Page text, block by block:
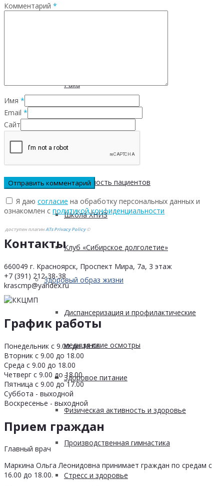
Рака
ХОБЛ
Гепатита С
Безопасность пациентов
Школа ХНИЗ
Клуб «Сибирское долголетие»
Здоровый образ жизни
Диспансеризация и профилактические
медицинские осмотры
Здоровое питание
Физическая активность и здоровье
Производственная гимнастика
Стресс и здоровье
Комментарий *
Имя *
Email *
Сайт
Я даю согласие на обработку персональных данных и
ознакомлен с политикой конфиденциальности
доступен плагинATs Privacy Policy©
Контакты
660049 г. Красноярск, Проспект Мира, 7а, 3 этаж
+7 (391) 212-38-38
krascmp@yandex.ru
График работы
Понедельник с 9.00 до 18.00
Вторник с 9.00 до 18.00
Среда с 9.00 до 18.00
Четверг с 9.00 до 18.00
Пятница с 9.00 до 17.00
Суббота - выходной
Воскресенье - выходной
Прием граждан
Главный врач
Маркина Ольга Леонидовна принимает граждан по средам с
16.00 до 18.00.